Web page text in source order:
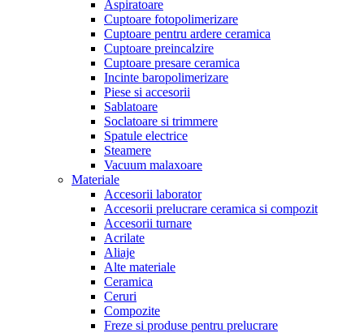
Aspiratoare
Cuptoare fotopolimerizare
Cuptoare pentru ardere ceramica
Cuptoare preincalzire
Cuptoare presare ceramica
Incinte baropolimerizare
Piese si accesorii
Sablatoare
Soclatoare si trimmere
Spatule electrice
Steamere
Vacuum malaxoare
Materiale
Accesorii laborator
Accesorii prelucrare ceramica si compozit
Accesorii turnare
Acrilate
Aliaje
Alte materiale
Ceramica
Ceruri
Compozite
Freze si produse pentru prelucrare